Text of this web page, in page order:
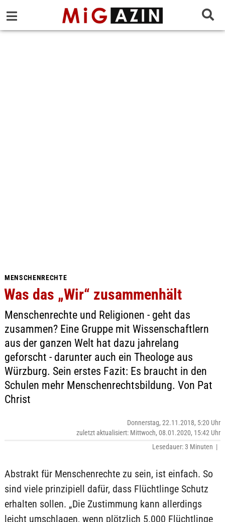
MENSCHENRECHTE
Was das „Wir“ zusammenhält
Menschenrechte und Religionen - geht das
zusammen? Eine Gruppe mit Wissenschaftlern
aus der ganzen Welt hat dazu jahrelang
geforscht - darunter auch ein Theologe aus
Würzburg. Sein erstes Fazit: Es braucht in den
Schulen mehr Menschenrechtsbildung. Von Pat
Christ
Donnerstag, 22.11.2018, 5:20 Uhr
zuletzt aktualisiert: Mittwoch, 08.01.2020, 15:42 Uhr
Lesedauer: 3 Minuten |
Abstrakt für Menschenrechte zu sein, ist einfach. So
sind viele prinzipiell dafür, dass Flüchtlinge Schutz
erhalten sollen. „Die Zustimmung kann allerdings
leicht umschlagen, wenn plötzlich 5.000 Flüchtlinge